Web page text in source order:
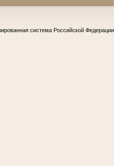
система Российской